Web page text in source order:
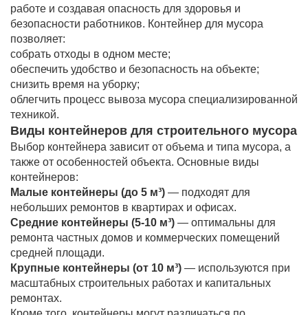
работе и создавая опасность для здоровья и
безопасности работников. Контейнер для мусора
позволяет:
собрать отходы в одном месте;
обеспечить удобство и безопасность на объекте;
снизить время на уборку;
облегчить процесс вывоза мусора специализированной
техникой.
Виды контейнеров для строительного мусора
Выбор контейнера зависит от объема и типа мусора, а
также от особенностей объекта. Основные виды
контейнеров:
Малые контейнеры (до 5 м³) — подходят для
небольших ремонтов в квартирах и офисах.
Средние контейнеры (5-10 м³) — оптимальны для
ремонта частных домов и коммерческих помещений
средней площади.
Крупные контейнеры (от 10 м³) — используются при
масштабных строительных работах и капитальных
ремонтах.